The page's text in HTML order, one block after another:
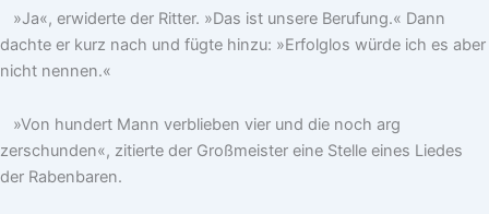
»Ja«, erwiderte der Ritter. »Das ist unsere Berufung.« Dann
dachte er kurz nach und fügte hinzu: »Erfolglos würde ich es aber
nicht nennen.«
»Von hundert Mann verblieben vier und die noch arg
zerschunden«, zitierte der Großmeister eine Stelle eines Liedes
der Rabenbaren.